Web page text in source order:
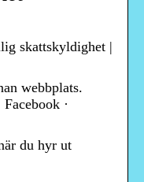
skattskyldighet |
webbplats.
·
du hyr ut